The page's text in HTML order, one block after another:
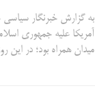
به گزارش خبرنگار
آمریکا علیه جمهوری
میدان همراه بود؛ در این